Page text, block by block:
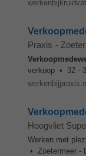
Praxis -
verkoop • 32 -
werkenbijpraxis.nl
Hoogvliet
Werken met
• Zoetermeer -